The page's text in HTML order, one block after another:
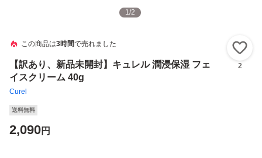
1/2
この商品は3時間で売れました
【訳あり、新品未開封】キュレル 潤浸保湿 フェ
イスクリーム 40g
Curel
2
送料無料
2,090円